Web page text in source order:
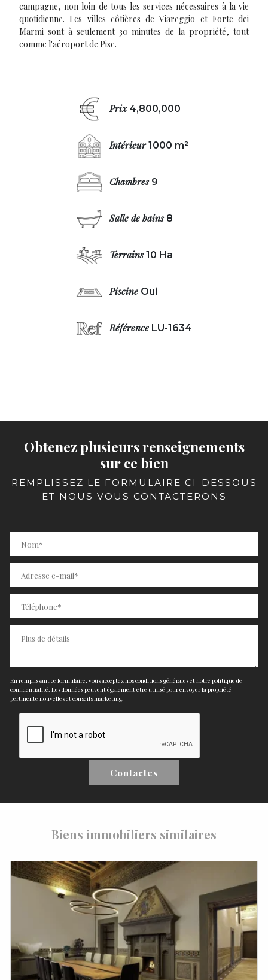
campagne, non loin de tous les services nécessaires à la vie
quotidienne. Les villes côtières de Viareggio et Forte dei
Marmi sont à seulement 30 minutes de la propriété, tout
comme l'aéroport de Pise.
Prix 4,800,000
Intérieur1000 m²
Chambres 9
Salle de bains 8
Terrains10 Ha
Piscine Oui
Référence LU-1634
Obtenez plusieurs renseignements
sur ce bien
REMPLISSEZ LE FORMULAIRE CI-DESSOUS
ET NOUS VOUS CONTACTERONS
En remplissant ce formulaire, vous acceptez nos conditions générales et notre politique de
confidentialité. Les données peuvent également être utilisé pour envoyer la propriété
pertinente nouvelles et conseils marketing.
Contactes
Biens immobiliers similaires